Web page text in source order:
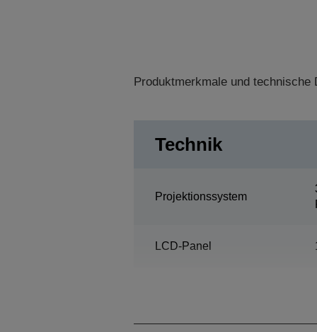
Produktmerkmale und technische
Technik
Projektionssystem
LCD-Panel